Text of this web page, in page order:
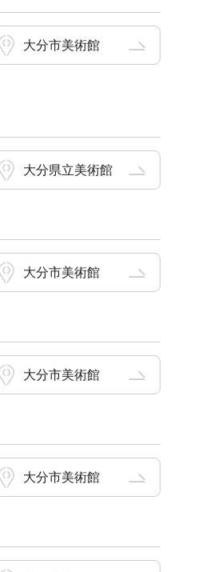
大分市美術館
大分県立美術館
大分市美術館
大分市美術館
大分市美術館